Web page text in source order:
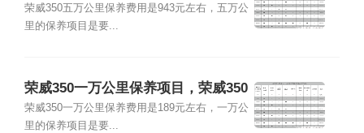
五万公里保养费用
荣威350五万公里保养费用是943元左右，五万公
里的保养项目是要...
荣威350一万公里保养项目，荣威350
一万公里保养费用
荣威350一万公里保养费用是189元左右，一万公
里的保养项目是要...